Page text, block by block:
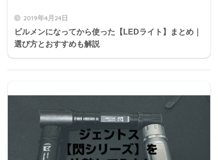
2019年4月24日
ビルメンになってから使った【LEDライト】まとめ｜
選び方とおすすめも解説